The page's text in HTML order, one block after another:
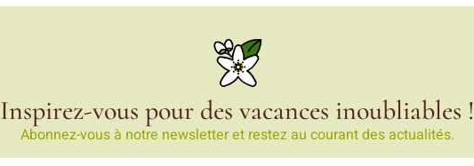
Inspirez-vous pour des vacances inoubliables !
Abonnez-vous à notre newsletter et restez au courant des actualités.